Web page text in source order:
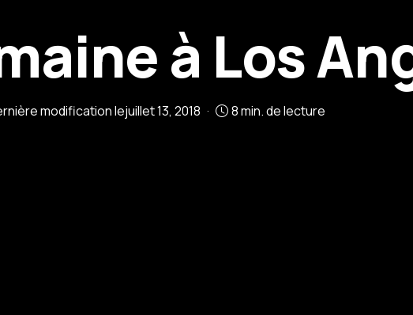
à Los
modification lejuillet 13, 2018 8 min. de lecture